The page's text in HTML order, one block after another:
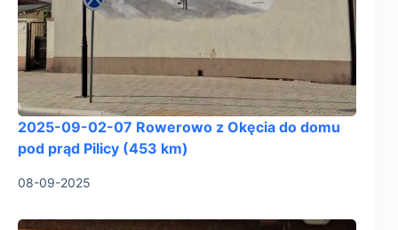
2025-09-02-07 Rowerowo z Okęcia do domu
pod prąd Pilicy (453 km)
08-09-2025